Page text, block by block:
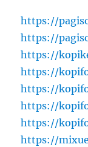
https://
https://
https://
https://
https://
https://
https://
https://